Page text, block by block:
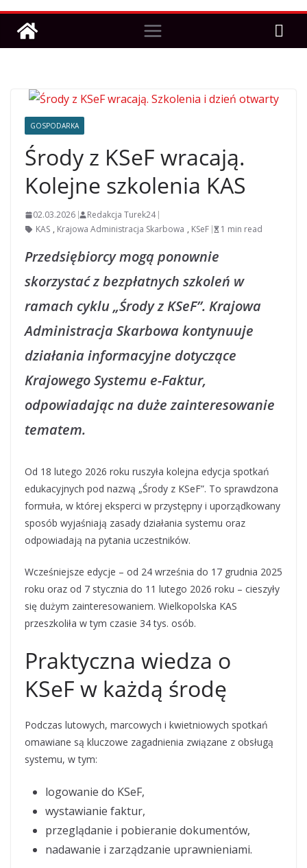
GOSPODARKA
Środy z KSeF wracają.
Kolejne szkolenia KAS
02.03.2026
Redakcja Turek24
KAS , Krajowa Administracja Skarbowa , KSeF 1 min read
Przedsiębiorcy mogą ponownie
skorzystać z bezpłatnych szkoleń w
ramach cyklu „Środy z KSeF”. Krajowa
Administracja Skarbowa kontynuuje
działania informacyjne dotyczące
Krajowego Systemu e-Faktur,
odpowiadając na duże zainteresowanie
tematem.
Od 18 lutego 2026 roku ruszyła kolejna edycja spotkań
edukacyjnych pod nazwą „Środy z KSeF”. To sprawdzona
formuła, w której eksperci w przystępny i uporządkowany
sposób wyjaśniają zasady działania systemu oraz
odpowiadają na pytania uczestników.
Wcześniejsze edycje – od 24 września do 17 grudnia 2025
roku oraz od 7 stycznia do 11 lutego 2026 roku – cieszyły
się dużym zainteresowaniem. Wielkopolska KAS
przeszkoliła w tym czasie 34 tys. osób.
Praktyczna wiedza o
KSeF w każdą środę
Podczas lutowych, marcowych i kwietniowych spotkań
omawiane są kluczowe zagadnienia związane z obsługą
systemu, w tym:
logowanie do KSeF,
wystawianie faktur,
przeglądanie i pobieranie dokumentów,
nadawanie i zarządzanie uprawnieniami.